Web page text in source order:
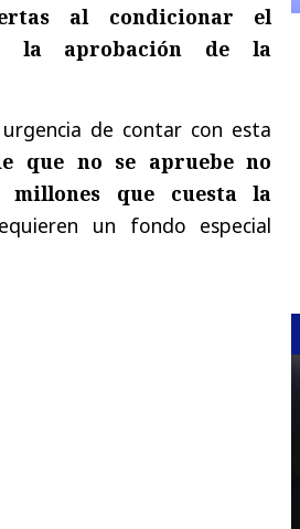
al condicionar el
la aprobación de la
de contar con esta
que no se apruebe no
que cuesta la
un fondo especial